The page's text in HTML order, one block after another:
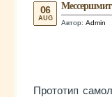
Автор: Admin
06
AUG
Прототип